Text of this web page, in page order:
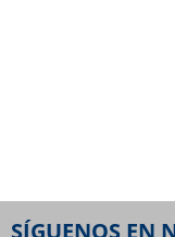
SÍGUENOS EN